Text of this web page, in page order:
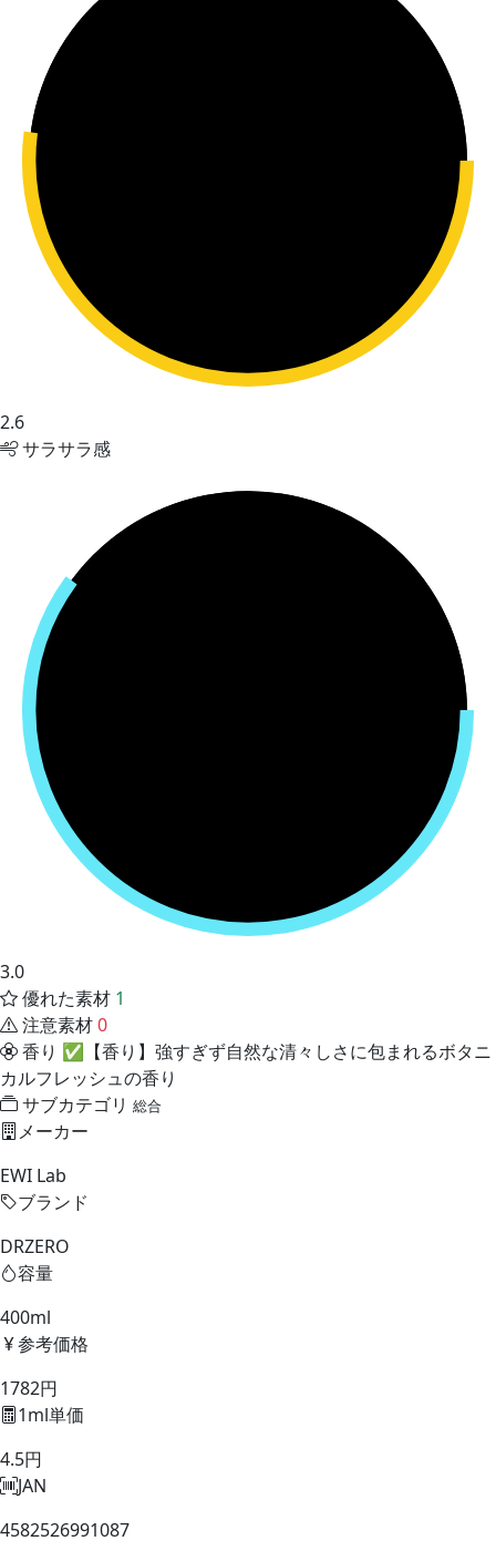
2.6
サラサラ感
3.0
優れた素材 1
注意素材0
香り ✅【香り】強すぎず自然な清々しさに包まれるボタニ
カルフレッシュの香り
サブカテゴリ 総合
メーカー
EWI Lab
ブランド
DRZERO
容量
400ml
参考価格
1782円
1ml単価
4.5円
JAN
4582526991087